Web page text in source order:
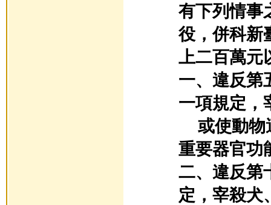
有下列情事
役，併科新
上二百萬元
一、違反第
一項規定，
或使動物
重要器官功
二、違反第
定，宰殺犬